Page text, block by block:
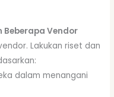
Beberapa Vendor
Lakukan riset dan
dalam menangani